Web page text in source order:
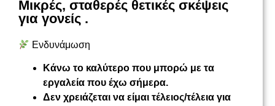
Μικρές, σταθερές θετικές σκέψεις
για γονείς .
Ενδυνάμωση
Κάνω το καλύτερο που μπορώ με τα
εργαλεία που έχω σήμερα.
Δεν χρειάζεται να είμαι τέλειος/τέλεια για